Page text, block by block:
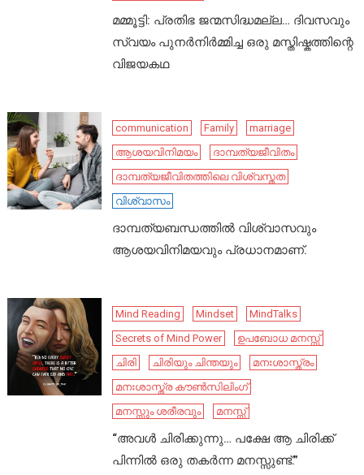
മമ്മൂട്ടി: പ്രതിഭ ജന്മസിദ്ധമല്ല… ദിവസവും
സ്വയം പുനർനിർമ്മിച്ച ഒരു മസ്തിഷ്കത്തിന്റെ
വിജയകഥ
communication Family
marriage
ആശയവിനിമയം
ദാമ്പത്യജീവിതം
ദാമ്പത്യജീവിതത്തിലെ വിശ്വസ്തത
വിശ്വാസം
ദാമ്പത്യബന്ധത്തിൽ വിശ്വാസവും
ആശയവിനിമയവും പ്രധാനമാണ്.
Mind Reading Mindset
MindTalks
Secrets of Mind Power
ഉപബോധ മനസ്സ്
ചിരി
ചിരിയും ചിന്തയും
മനഃശാസ്ത്രം
മനഃശാസ്ത്ര കൗൺസിലിംഗ്
മനസ്സും ശരീരവും
മനസ്സ്
“അവൾ ചിരിക്കുന്നു… പക്ഷേ ആ ചിരിക്ക്
പിന്നിൽ ഒരു തകർന്ന മനസ്സുണ്ട്.”